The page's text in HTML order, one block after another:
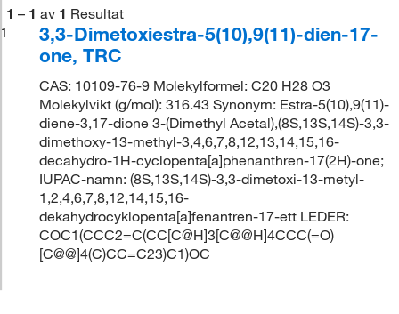
1 – 1 av 1 Resultat
1
3,3-Dimetoxiestra-5(10),9(11)-dien-17-
one, TRC
CAS: 10109-76-9 Molekylformel: C20 H28 O3
Molekylvikt (g/mol): 316.43 Synonym: Estra-5(10),9(11)-
diene-3,17-dione 3-(Dimethyl Acetal),(8S,13S,14S)-3,3-
dimethoxy-13-methyl-3,4,6,7,8,12,13,14,15,16-
decahydro-1H-cyclopenta[a]phenanthren-17(2H)-one;
IUPAC-namn: (8S,13S,14S)-3,3-dimetoxi-13-metyl-
1,2,4,6,7,8,12,14,15,16-
dekahydrocyklopenta[a]fenantren-17-ett LEDER:
COC1(CCC2=C(CC[C@H]3[C@@H]4CCC(=O)
[C@@]4(C)CC=C23)C1)OC